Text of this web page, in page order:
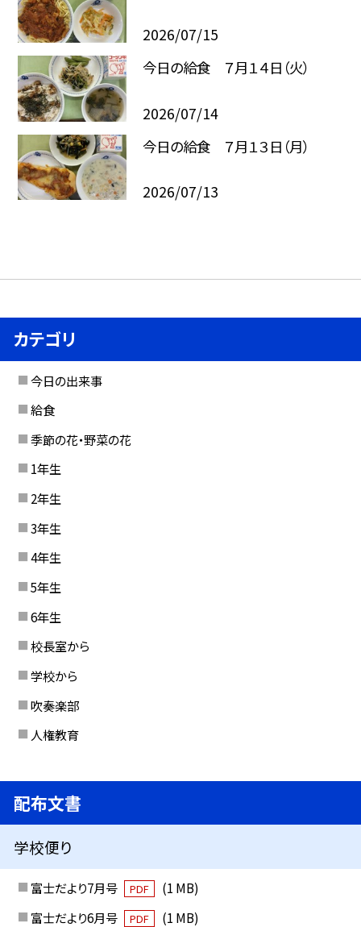
2026/07/15
今日の給食 ７月１４日（火）
2026/07/14
今日の給食 ７月１３日（月）
2026/07/13
カテゴリ
今日の出来事
給食
季節の花・野菜の花
1年生
2年生
3年生
4年生
5年生
6年生
校長室から
学校から
吹奏楽部
人権教育
配布文書
学校便り
富士だより7月号 PDF
(1 MB)
富士だより6月号
PDF (1 MB)